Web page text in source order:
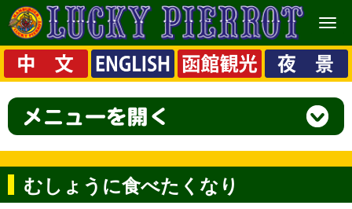
メ
ニ
ュ
ー
むしょうに食べたくなり